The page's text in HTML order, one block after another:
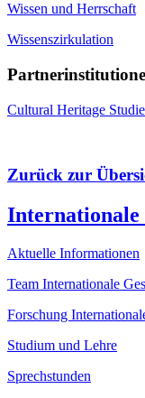
Wissen und Herrschaft
Wissenszirkulation
Cultural Heritage
Zurück zur
Internationale
Aktuelle Informationen
Team Internationale
Forschung
Studium und Lehre
Sprechstunden